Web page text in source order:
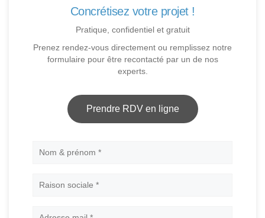
Concrétisez votre projet !
Pratique, confidentiel et gratuit
Prenez rendez-vous directement ou remplissez notre
formulaire pour être recontacté par un de nos
experts.
Prendre RDV en ligne
Nom